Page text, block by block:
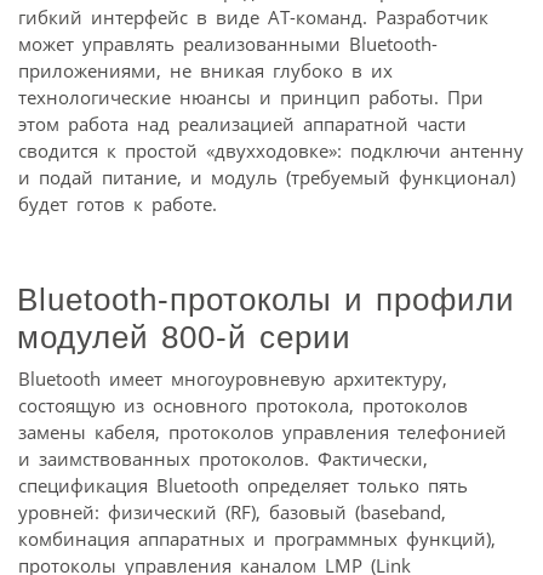
гибкий интерфейс в виде АТ-команд. Разработчик
может управлять реализованными Bluetooth-
приложениями, не вникая глубоко в их
технологические нюансы и принцип работы. При
этом работа над реализацией аппаратной части
сводится к простой «двухходовке»: подключи антенну
и подай питание, и модуль (требуемый функционал)
будет готов к работе.
Bluetooth-протоколы и профили
модулей 800-й серии
Bluetooth имеет многоуровневую архитектуру,
состоящую из основного протокола, протоколов
замены кабеля, протоколов управления телефонией
и заимствованных протоколов. Фактически,
спецификация Bluetooth определяет только пять
уровней: физический (RF), базовый (baseband,
комбинация аппаратных и программных функций),
протоколы управления каналом LMP (Link